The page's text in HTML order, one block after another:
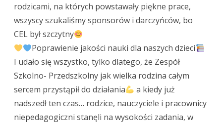
rodzicami, na których powstawały piękne prace,
wszyscy szukaliśmy sponsorów i darczyńców, bo
CEL był szczytny
Poprawienie jakości nauki dla naszych dzieci
I udało się wszystko, tylko dlatego, że Zespół
Szkolno- Przedszkolny jak wielka rodzina całym
sercem przystąpił do działania
a kiedy już
nadszedł ten czas… rodzice, nauczyciele i pracownicy
niepedagogiczni stanęli na wysokości zadania, w